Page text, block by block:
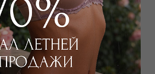
Выбрать размер